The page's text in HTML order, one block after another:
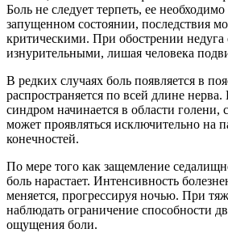
Боль не следует терпеть, ее
запущенном состоянии, последствия
критическими. При обострении недуга
изнурительными, лишая человека
В редких случаях боль появляется в
распространяется по всей длине
синдром начинается в области голени,
может проявляться исключительно на
конечностей.
По мере того как защемление
боль нарастает. Интенсивность
меняется, прогрессируя ночью. При
наблюдать ограничение способности
ощущения боли.